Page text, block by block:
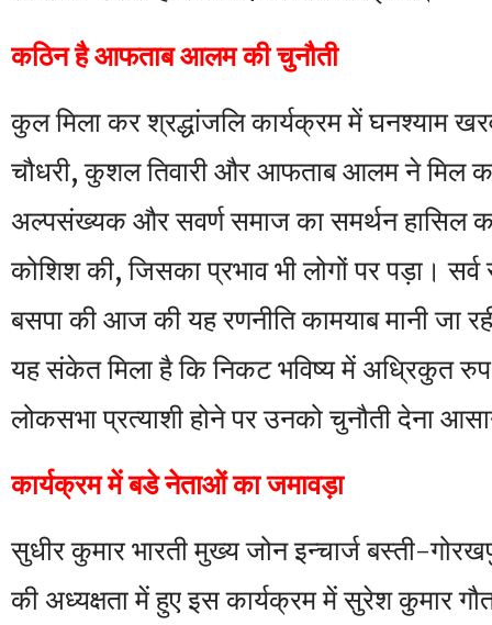
कठिन है आफताब आलम की चुनौती
कुल मिला कर श्रद्धांजलि कार्यक्रम में घनश्याम
चौधरी, कुशल तिवारी और आफताब आलम ने मिल
अल्पसंख्यक और सवर्ण समाज का समर्थन हासिल
कोशिश की, जिसका प्रभाव भी लोगों पर पड़ा।
बसपा की आज की यह रणनीति कामयाब मानी जा
यह संकेत मिला है कि निकट भविष्य में अध्रिकुत
लोकसभा प्रत्याशी होने पर उनको चुनौती देना
कार्यक्रम में बडे नेताओं का जमावड़ा
सुधीर कुमार भारती मुख्य जोन इन्चार्ज बस्ती-
की अध्यक्षता में हुए इस कार्यक्रम में सुरेश कुमार